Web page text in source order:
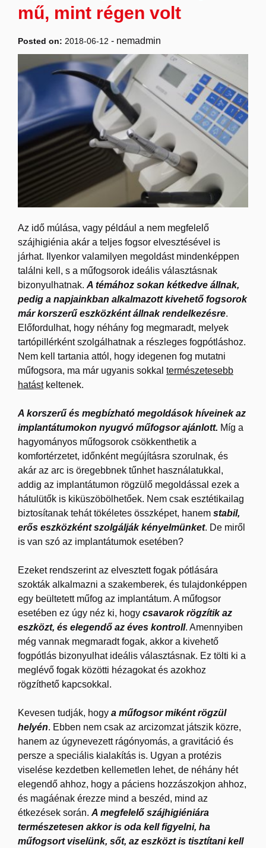
mű, mint régen volt
Posted on: 2018-06-12 - nemadmin
Az idő múlása, vagy például a nem megfelelő
szájhigiénia akár a teljes fogsor elvesztésével is
járhat. Ilyenkor valamilyen megoldást mindenképpen
találni kell, s a műfogsorok ideális választásnak
bizonyulhatnak. A témához sokan kétkedve állnak,
pedig a napjainkban alkalmazott kivehető fogsorok
már korszerű eszközként állnak rendelkezésre.
Előfordulhat, hogy néhány fog megmaradt, melyek
tartópillérként szolgálhatnak a részleges fogpótláshoz.
Nem kell tartania attól, hogy idegenen fog mutatni
műfogsora, ma már ugyanis sokkal természetesebb
hatástkeltenek.
A korszerű és megbízható megoldások híveinek az
implantátumokon nyugvó műfogsor ajánlott. Míg a
hagyományos műfogsorok csökkenthetik a
komfortérzetet, időnként megújításra szorulnak, és
akár az arc is öregebbnek tűnhet használatukkal,
addig az implantátumon rögzülő megoldással ezek a
hátulütők is kiküszöbölhetőek. Nem csak esztétikailag
biztosítanak tehát tökéletes összképet, hanem stabil,
erős eszközként szolgálják kényelmünket. De miről
is van szó az implantátumok esetében?
Ezeket rendszerint az elvesztett fogak pótlására
szokták alkalmazni a szakemberek, és tulajdonképpen
egy beültetett műfog az implantátum. A műfogsor
esetében ez úgy néz ki, hogy csavarok rögzítik az
eszközt, és elegendő az éves kontroll. Amennyiben
még vannak megmaradt fogak, akkor a kivehető
fogpótlás bizonyulhat ideális választásnak. Ez tölti ki a
meglévő fogak közötti hézagokat és azokhoz
rögzíthető kapcsokkal.
Kevesen tudják, hogy a műfogsor miként rögzül
helyén. Ebben nem csak az arcizomzat játszik közre,
hanem az úgynevezett rágónyomás, a gravitáció és
persze a speciális kialakítás is. Ugyan a protézis
viselése kezdetben kellemetlen lehet, de néhány hét
elegendő ahhoz, hogy a páciens hozzászokjon ahhoz,
és magáénak érezze mind a beszéd, mind az
étkezések során. A megfelelő szájhigiéniára
természetesen akkor is oda kell figyelni, ha
műfogsort viselünk, sőt, az eszközt is tisztítani kell